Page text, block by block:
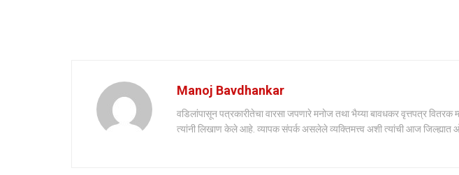
Manoj Bavdhankar
वडिलांपासून पत्रकारीतेचा वारसा जपणारे मनोज तथा भैय्या बावधकर वृत्तपत्र वितरक
त्यांनी लिखाण केले आहे. व्यापक संपर्क असलेले व्यक्तिमत्त्व अशी त्यांची आज